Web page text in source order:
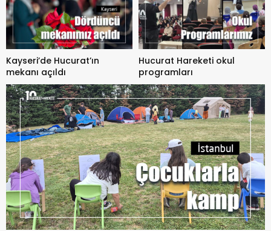
Kayseri’de Hucurat’ın
mekanı açıldı
Hucurat Hareketi okul
programları